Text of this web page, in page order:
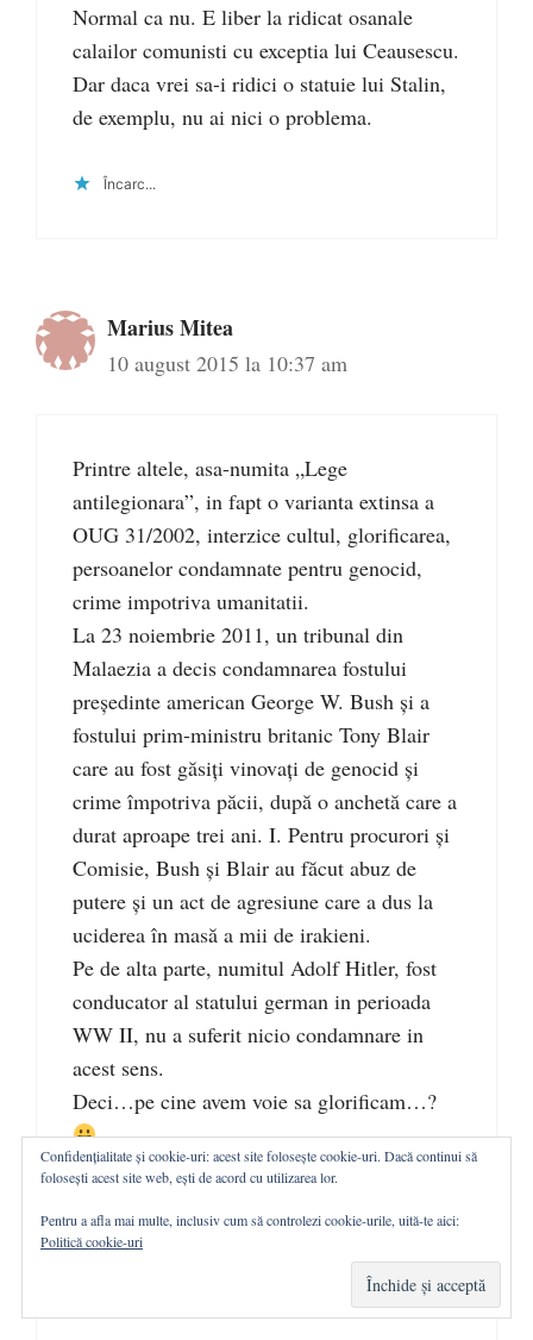
Normal ca nu. E liber la ridicat osanale
calailor comunisti cu exceptia lui Ceausescu.
Dar daca vrei sa-i ridici o statuie lui Stalin,
de exemplu, nu ai nici o problema.
Încarc...
Marius Mitea
10 august 2015 la 10:37 am
Printre altele, asa-numita „Lege
antilegionara”, in fapt o varianta extinsa a
OUG 31/2002, interzice cultul, glorificarea,
persoanelor condamnate pentru genocid,
crime impotriva umanitatii.
La 23 noiembrie 2011, un tribunal din
Malaezia a decis condamnarea fostului
președinte american George W. Bush și a
fostului prim-ministru britanic Tony Blair
care au fost găsiți vinovați de genocid și
crime împotriva păcii, după o anchetă care a
durat aproape trei ani. I. Pentru procurori și
Comisie, Bush și Blair au făcut abuz de
putere și un act de agresiune care a dus la
uciderea în masă a mii de irakieni.
Pe de alta parte, numitul Adolf Hitler, fost
conducator al statului german in perioada
WW II, nu a suferit nicio condamnare in
acest sens.
Deci…pe cine avem voie sa glorificam…?
DISCLAIMER: Eu nu glorific pe nimeni,
daca mai e voie….
Confidențialitate și cookie-uri: acest site folosește cookie-uri. Dacă continui să
folosești acest site web, ești de acord cu utilizarea lor.
Pentru a afla mai multe, inclusiv cum să controlezi cookie-urile, uită-te aici:
Politică cookie-uri